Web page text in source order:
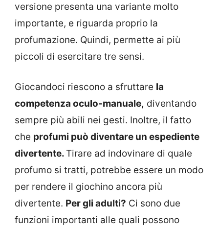
versione presenta una variante molto
importante, e riguarda proprio la
profumazione. Quindi, permette ai più
piccoli di esercitare tre sensi.
Giocandoci riescono a sfruttare la
competenza oculo-manuale, diventando
sempre più abili nei gesti. Inoltre, il fatto
che profumi può diventare un espediente
divertente. Tirare ad indovinare di quale
profumo si tratti, potrebbe essere un modo
per rendere il giochino ancora più
divertente. Per gli adulti? Ci sono due
funzioni importanti alle quali possono